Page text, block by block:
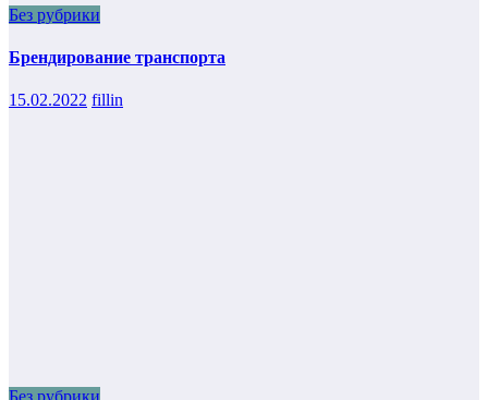
Без рубрики
Брендирование транспорта
15.02.2022 fillin